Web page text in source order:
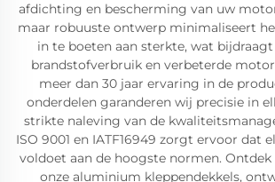
afdichting en bescherming van uw
maar robuuste ontwerp minimaliseert
in te boeten aan sterkte, wat bijdraagt
brandstofverbruik en verbeterde
meer dan 30 jaar ervaring in de
onderdelen garanderen wij precisie in
strikte naleving van de
ISO 9001 en IATF16949 zorgt ervoor dat
voldoet aan de hoogste normen.
onze aluminium kleppendekkels,